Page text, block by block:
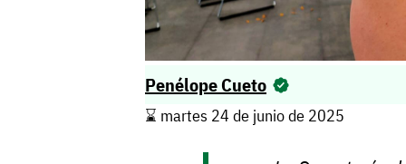
Penélope Cueto
⌛️ martes 24 de junio de 2025